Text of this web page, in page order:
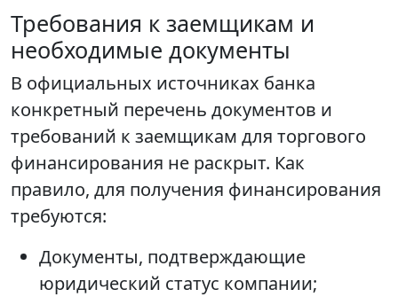
Требования к заемщикам и
необходимые документы
В официальных источниках банка
конкретный перечень документов и
требований к заемщикам для торгового
финансирования не раскрыт. Как
правило, для получения финансирования
требуются:
Документы, подтверждающие
юридический статус компании;